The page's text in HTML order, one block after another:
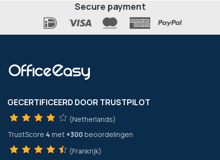
Secure payment
GECERTIFICEERD DOOR TRUSTPILOT
(Netherlands)
TrustScore 4 met +300 beoordelingen
(Frankrijk)